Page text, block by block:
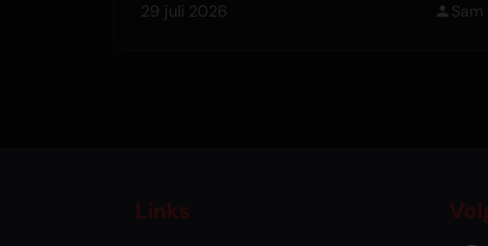
29 juli 2026 Sam
Links